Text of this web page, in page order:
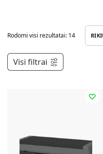
Rodomi visi rezultatai: 14
Visi filtrai